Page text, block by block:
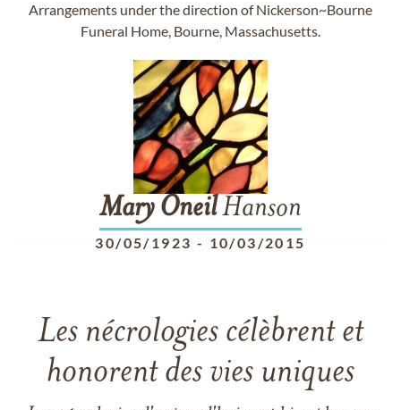
Arrangements under the direction of Nickerson~Bourne
Funeral Home, Bourne, Massachusetts.
Mary OneilHanson
30/05/1923 - 10/03/2015
Les nécrologies célèbrent et
honorent des vies uniques